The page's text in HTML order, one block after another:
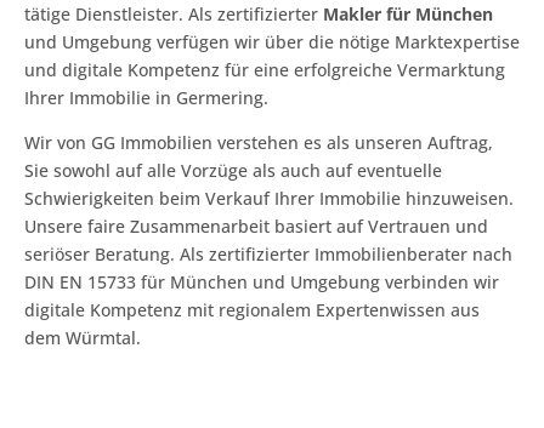
tätige Dienstleister. Als zertifizierter Makler für München
und Umgebung verfügen wir über die nötige Marktexpertise
und digitale Kompetenz für eine erfolgreiche Vermarktung
Ihrer Immobilie in Germering.
Wir von GG Immobilien verstehen es als unseren Auftrag,
Sie sowohl auf alle Vorzüge als auch auf eventuelle
Schwierigkeiten beim Verkauf Ihrer Immobilie hinzuweisen.
Unsere faire Zusammenarbeit basiert auf Vertrauen und
seriöser Beratung. Als zertifizierter Immobilienberater nach
DIN EN 15733 für München und Umgebung verbinden wir
digitale Kompetenz mit regionalem Expertenwissen aus
dem Würmtal.